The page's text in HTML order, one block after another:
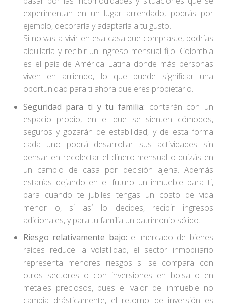
experimentan en un lugar arrendado, podrás por
ejemplo, decorarla y adaptarla a tu gusto.
Si no vas a vivir en esa casa que compraste, podrías
alquilarla y recibir un ingreso mensual fijo. Colombia
es el país de América Latina donde más personas
viven en arriendo, lo que puede significar una
oportunidad para ti ahora que eres propietario.
Seguridad para ti y tu familia: contarán con un
espacio propio, en el que se sienten cómodos,
seguros y gozarán de estabilidad, y de esta forma
cada uno podrá desarrollar sus actividades sin
pensar en recolectar el dinero mensual o quizás en
un cambio de casa por decisión ajena. Además
estarías dejando en el futuro un inmueble para ti,
para cuando te jubiles tengas un costo de vida
menor o, si así lo decides, recibir ingresos
adicionales, y para tu familia un patrimonio sólido.
Riesgo relativamente bajo: el mercado de bienes
raíces reduce la volatilidad, el sector inmobiliario
representa menores riesgos si se compara con
otros sectores o con inversiones en bolsa o en
metales preciosos, pues el valor del inmueble no
cambia drásticamente, el retorno de inversión es